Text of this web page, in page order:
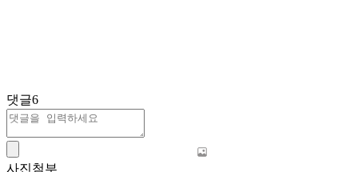
댓글6
사진첨부